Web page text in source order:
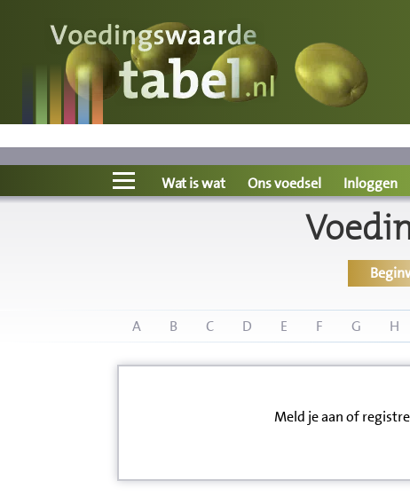
Voedingswaarde
Wat is wat?
Ons voedsel
Wat is wat Ons voedsel Inloggen
A B C D E F G H
Meld je aan of